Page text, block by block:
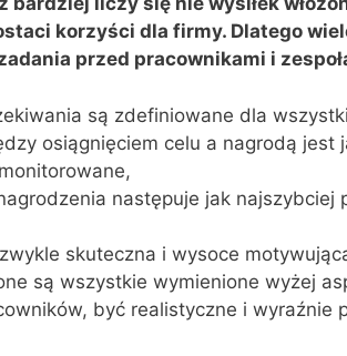
korzyści dla firmy. Dlatego
przed pracownikami i
są zdefiniowane dla
osiągnięciem celu a nagrodą jest
następuje jak najszybciej
skuteczna i wysoce
są wszystkie wymienione wyżej
być realistyczne i wyraźnie